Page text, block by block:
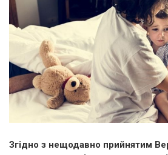
Згідно з нещодавно прийнятим